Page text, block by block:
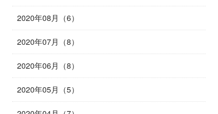
2020年08月（6）
2020年07月（8）
2020年06月（8）
2020年05月（5）